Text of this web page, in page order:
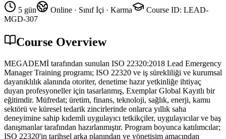
5 gün Online · Sınıf İçi · Karma Course ID: LEAD-
MGD-307
Course Overview
MEGADEMİ tarafından sunulan ISO 22320:2018 Lead Emergency
Manager Training programı; ISO 22320 ve iş sürekliliği ve kurumsal
dayanıklılık alanında otoriter, denetime hazır yetkinliğe ihtiyaç
duyan profesyoneller için tasarlanmış, Exemplar Global Kayıtlı bir
eğitimdir. Müfredat; üretim, finans, teknoloji, sağlık, enerji, kamu
sektörü ve küresel tedarik zincirlerinde onlarca yıllık saha
deneyimine sahip kıdemli uygulayıcı tetkikçiler, uygulayıcılar ve baş
danışmanlar tarafından hazırlanmıştır. Program boyunca katılımcılar;
ISO 22320'in tarihsel arka planından ve yönetişim amacından